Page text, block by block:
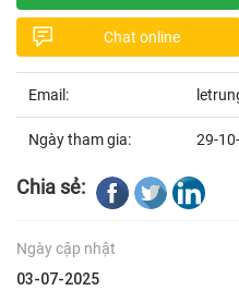
Chat online
Email:
Ngày tham gia: 29-
Chia sẻ:
Ngày cập nhật
03-07-2025